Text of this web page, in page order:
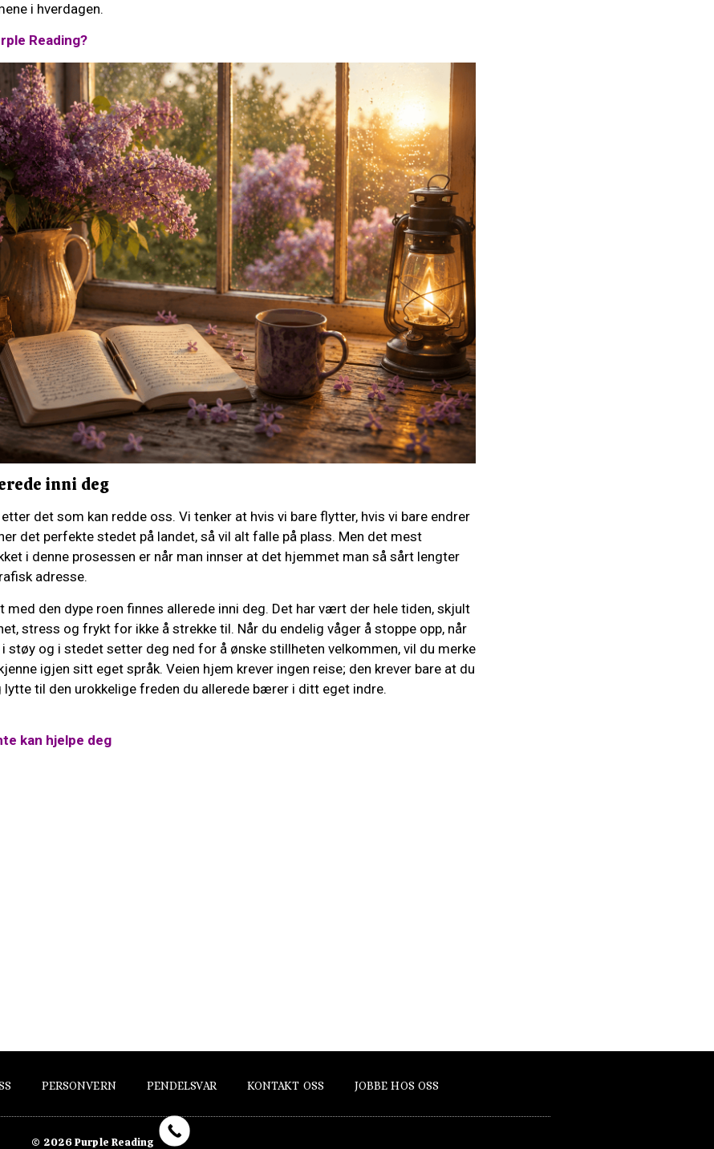
i hverdagen.
Reading?
inni deg
det som kan redde oss. Vi tenker at hvis vi bare flytter, hvis vi bare endrer
det perfekte stedet på landet, så vil alt falle på plass. Men det mest
i denne prosessen er når man innser at det hjemmet man så sårt lengter
adresse.
med den dype roen finnes allerede inni deg. Det har vært der hele tiden, skjult
stress og frykt for ikke å strekke til. Når du endelig våger å stoppe opp, når
støy og i stedet setter deg ned for å ønske stillheten velkommen, vil du merke
igjen sitt eget språk. Veien hjem krever ingen reise; den krever bare at du
til den urokkelige freden du allerede bærer i ditt eget indre.
kan hjelpe deg
PERSONVERN PENDELSVAR KONTAKT OSS JOBBE HOS OSS
© 2026 Purple Reading